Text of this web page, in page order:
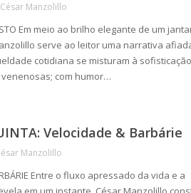
César Manzolillo
Em meio ao brilho elegante de um
serve ao leitor uma narrativa
cotidiana se misturam à
com humor…
Velocidade & Barbárie
Manzolillo
Entre o fluxo apressado da vida e a